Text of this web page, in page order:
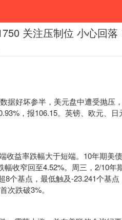
观点 货币
关注压制位 小心回落
好坏参半，美元盘中遭受抛压
，报106.15。英镑、欧元、
益率跌幅大于短端。10年期美
收窄回至4.52%。周三，2/10年
8个基点，最低触及-23.241个基
次跌破3%。